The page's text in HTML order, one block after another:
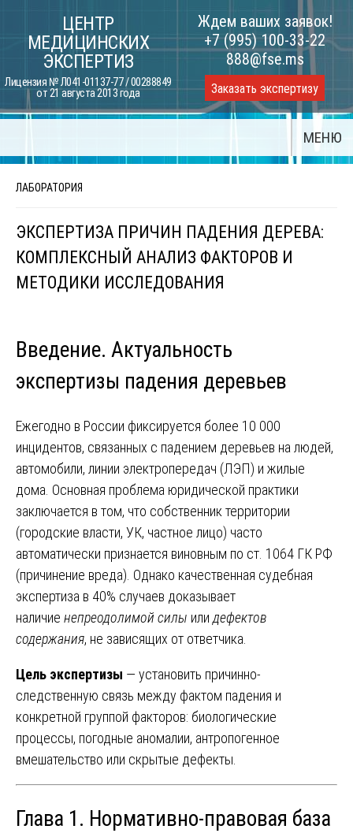
content
ЦЕНТР
МЕДИЦИНСКИХ
ЭКСПЕРТИЗ
Лицензия № Л041-01137-77 / 00288849
от 21 августа 2013 года
Ждем ваших заявок!
+7 (995) 100-33-22
888@fse.ms
Заказать экспертизу
МЕНЮ
ЛАБОРАТОРИЯ
ЭКСПЕРТИЗА ПРИЧИН ПАДЕНИЯ ДЕРЕВА:
КОМПЛЕКСНЫЙ АНАЛИЗ ФАКТОРОВ И
МЕТОДИКИ ИССЛЕДОВАНИЯ
Введение. Актуальность
экспертизы падения деревьев
Ежегодно в России фиксируется более 10 000
инцидентов, связанных с падением деревьев на людей,
автомобили, линии электропередач (ЛЭП) и жилые
дома. Основная проблема юридической практики
заключается в том, что собственник территории
(городские власти, УК, частное лицо) часто
автоматически признается виновным по ст. 1064 ГК РФ
(причинение вреда). Однако качественная судебная
экспертиза в 40% случаев доказывает
наличие непреодолимой силы или дефектов
содержания, не зависящих от ответчика.
Цель экспертизы — установить причинно-
следственную связь между фактом падения и
конкретной группой факторов: биологические
процессы, погодные аномалии, антропогенное
вмешательство или скрытые дефекты.
Глава 1. Нормативно-правовая база